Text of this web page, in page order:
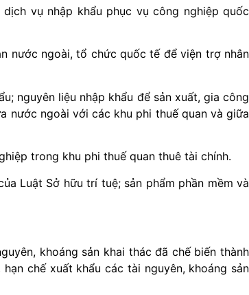
vụ nhập khẩu phục vụ công nghiệp quốc
nước ngoài, tổ chức quốc tế để viện trợ nhân
nguyên liệu nhập khẩu để sản xuất, gia công
nước ngoài với các khu phi thuế quan và giữa
trong khu phi thuế quan thuê tài chính.
Luật Sở hữu trí tuệ; sản phẩm phần mềm và
khoáng sản khai thác đã chế biến thành
chế xuất khẩu các tài nguyên, khoáng sản